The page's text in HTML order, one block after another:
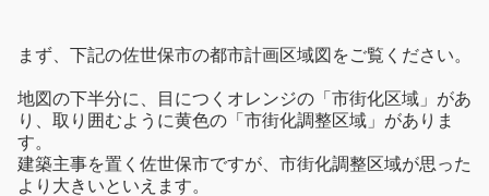
まず、下記の佐世保市の都市計画区域図をご覧ください。
地図の下半分に、目につくオレンジの「市街化区域」があ
り、取り囲むように黄色の「市街化調整区域」がありま
す。
建築主事を置く佐世保市ですが、市街化調整区域が思った
より大きいといえます。